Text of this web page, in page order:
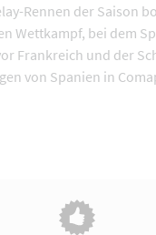
Rennen der Saison
Wettkampf, bei dem
Frankreich und der
von Spanien in